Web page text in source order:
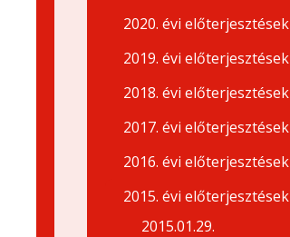
2020. évi előterjesztések
2019. évi előterjesztések
2018. évi előterjesztések
2017. évi előterjesztések
2016. évi előterjesztések
2015. évi előterjesztések
2015.01.29.